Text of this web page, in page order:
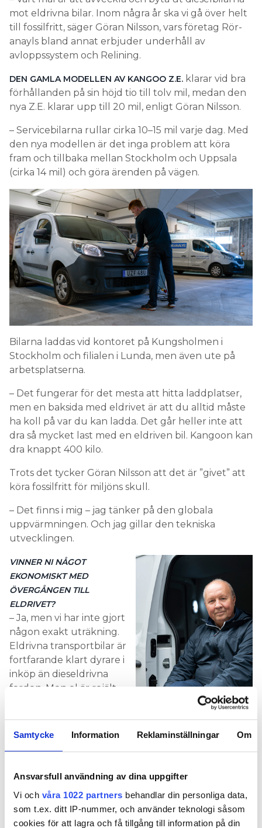
Samtycke Information Reklaminställningar Om
Ansvarsfull användning av dina uppgifter
Vi och våra 1022 partners behandlar din personliga data,
som t.ex. ditt IP-nummer, och använder teknologi såsom
cookies för att lagra och få tillgång till information på din
mot eldrivna bilar. Inom några år ska vi gå över helt
till fossilfritt, säger Göran Nilsson, vars företag Rör­
anayls bland annat erbjuder underhåll av
avloppssystem och Relining.
DEN GAMLA MODELLEN AV KANGOO Z.E. klarar vid bra
förhållanden på sin höjd tio till tolv mil, medan den
nya Z.E. klarar upp till 20 mil, enligt Göran Nilsson.
– Servicebilarna rullar cirka 10–15 mil varje dag. Med
den nya modellen är det inga problem att köra
fram och tillbaka mellan Stockholm och Uppsala
(cirka 14 mil) och göra ärenden på vägen.
Bilarna laddas vid kontoret på Kungsholmen i
Stockholm och filialen i Lunda, men även ute på
arbetsplatserna.
– Det fungerar för det mesta att hitta laddplatser,
men en baksida med eldrivet är att du alltid måste
ha koll på var du kan ladda. Det går heller inte att
dra så mycket last med en eldriven bil. Kangoon kan
dra knappt 400 kilo.
Trots det tycker Göran Nilsson att det är ”givet” att
köra fossilfritt för miljöns skull.
– Det finns i mig – jag tänker på den globala
uppvärmningen. Och jag gillar den tekniska
utvecklingen.
VINNER NI NÅGOT
EKONOMISKT MED
ÖVERGÅNGEN TILL
ELDRIVET?
– Ja, men vi har inte gjort
någon exakt uträkning.
Eldrivna transportbilar är
fortfarande klart dyrare i
inköp än dieseldrivna
fordon. Men el är rejält
också en känsla av att
helt enkelt färre saker
elbilar, fem år för elbilar blir nog standard mot tre
år för fossildrivna.